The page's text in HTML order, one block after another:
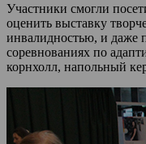
Участники смогли
оценить выставку
инвалидностью, и даже
соревнованиях по
корнхолл, напольный